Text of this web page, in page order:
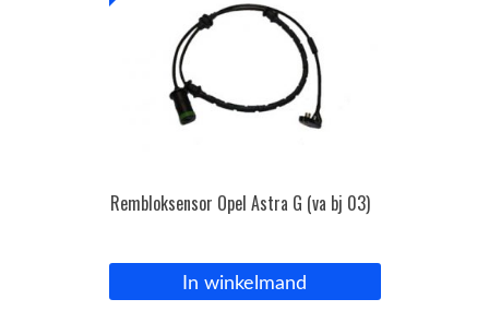
Rembloksensor Opel Astra G (va bj 03)
In winkelmand